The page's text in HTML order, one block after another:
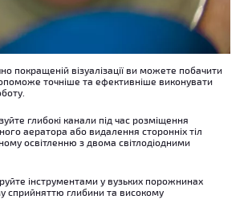
покращеній візуалізації ви можете побачити
точніше та ефективніше виконувати
глибокі канали під час розміщення
аератора або видалення сторонніх тіл
освітленню з двома світлодіодними
інструментами у вузьких порожнинах
сприйняттю глибини та високому